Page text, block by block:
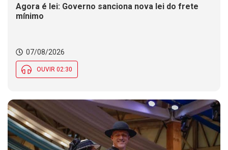
Agora é lei: Governo sanciona nova lei do frete
mínimo
07/08/2026
OUVIR 02:30